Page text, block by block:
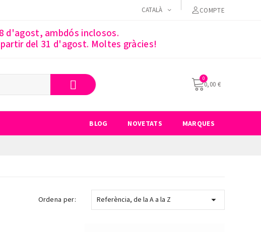
CATALÀ COMPTE
d'agost, ambdós inclosos.
del 31 d'agost. Moltes gràcies!
0,00 €
BLOG NOVETATS MARQUES
Ordena per: Referència, de la A a la Z 